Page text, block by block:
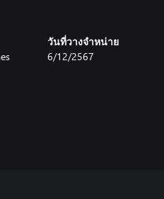
วันที่วางจำหน่าย
6/12/2567